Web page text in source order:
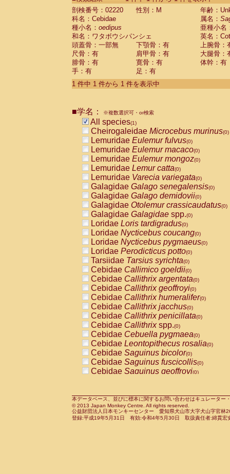
(0)
Cebidae Saguinus leucopus (0)
Cebidae
Cebidae
CebidaeSaguinus nigricollis (0)
Cebidae Saguinus oedipus
Cebidae Saguinus weddelli
Cebidae Saguinusspp.
Cebidae Aotus trivirgatus
Cebidae Cebus albifrons
CebidaeCebus nigrivittatus
CebidaeCebus
CebidaeSaimiri boliviensis(0)
CebidaeSaimiri sciureus(0)
AtelidaeAlouatta caraya(0)
AtelidaeAlouatta fusca(0)
AtelidaeAlouatta seniculus
AtelidaeAlouattaspp.(0)
AtelidaeAteles belzebuth(0)
AtelidaeAteles geoffroyi(0)
AtelidaeAteles paniscus(0)
AtelidaeAtelesspp.(0)
Atelidae Lagothrix lagothricha
AtelidaeLagothrix lagothricha cana
PitheciidaeCacajao calvus
PitheciidaeCallicebus cupreus
PitheciidaeCallicebus donacophilus
PitheciidaeCallicebus moloch
PitheciidaeCallicebus torquatus
PitheciidaeCallicebusspp.(0)
PitheciidaeChiropotes satanas(0)
PitheciidaePithecia monachus
PitheciidaePithecia pithecia(0)
CercopithecidaeCercocebus agilis
CercopithecidaeCercocebus
CercopithecidaeCercocebus
CercopithecidaeCercocebus
CercopithecidaeCercocebus
CercopithecidaeCercocebushybrid
CercopithecidaePapio anubis(0)
CercopithecidaePapio cynocephalus
CercopithecidaePapio hamadryas(0)
剖検番号：02220
性別：M
年齢：
科名：Cebidae
属名：
種小名： oedipus
亜種小名
和名：ワタボウシパンシェ
英名：
頭蓋骨：一部無
下顎骨：有
上腕骨：
尺骨：有
肩甲骨：有
大腿骨：
腓骨：有
寛骨：有
体幹：有
手：有
足：有
1 件中 1 件から 1 件を表示中
■学名： ※複数選択可・or検索
All species(1)
Cheirogaleidae Microcebus murinus(0)
Lemuridae Eulemur fulvus(0)
Lemuridae Eulemur macaco(0)
Lemuridae Eulemur mongoz(0)
Lemuridae Lemur catta(0)
Lemuridae Varecia variegata(0)
Galagidae Galago senegalensis(0)
Galagidae Galago demidovii(0)
Galagidae Otolemur crassicaudatus(0)
Galagidae Galagidae spp.(0)
Loridae Loris tardigradus(0)
Loridae Nycticebus coucang(0)
Loridae Nycticebus pygmaeus(0)
Loridae Perodicticus potto(0)
Tarsiidae Tarsius syrichta(0)
Cebidae Callimico goeldii(0)
Cebidae Callithrix argentata(0)
Cebidae Callithrix geoffroyi(0)
Cebidae Callithrix humeralifer(0)
Cebidae Callithrix jacchus(0)
Cebidae Callithrix penicillata(0)
Cebidae Callithrixspp.(0)
Cebidae Cebuella pygmaea(0)
Cebidae Leontopithecus rosalia(0)
Cebidae Saguinus bicolor(0)
Cebidae Saguinus fuscicollis(0)
Cebidae Saguinus geoffroyi(0)
CebidaeSaguinus leucopus(0)
CebidaeSaguinus midas(0)
Cebidae Saguinus mystax(0)
本データベース、並びに標本に関するお問い合わせはキュレータ
© 2013 Japan Monkey Centre. All rights reserved.
公益財団法人日本モンキーセンター 愛知県犬山市大字犬山字官
登録:平成19年5月31日 有効:令和4年5月30日 取扱責任者:綿貫宏